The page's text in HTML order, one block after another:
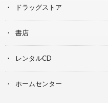
ドラッグストア
書店
レンタルCD
ホームセンター